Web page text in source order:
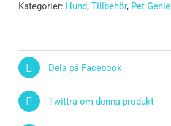
Kategorier: Hund, Tillbehör, Pet Genie
Dela på Facebook
Twittra om denna produkt